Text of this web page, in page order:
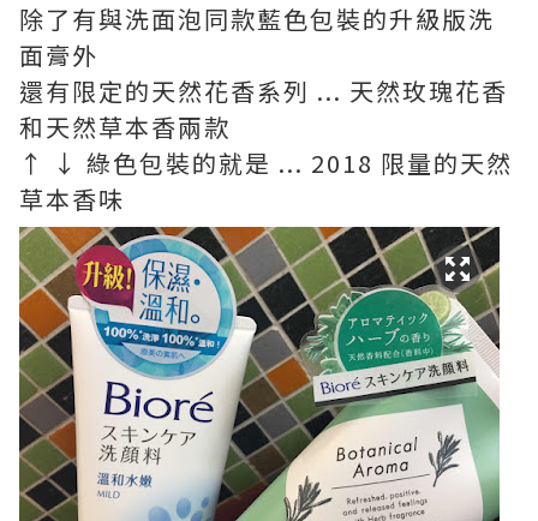
除了有與洗面泡同款藍色包裝的升級版洗
面膏外
還有限定的天然花香系列 ... 天然玫瑰花香
和天然草本香兩款
↑ ↓ 綠色包裝的就是 ... 2018 限量的天然
草本香味